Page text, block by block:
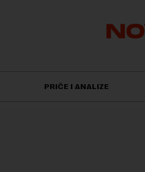
PRIČE I ANALIZE